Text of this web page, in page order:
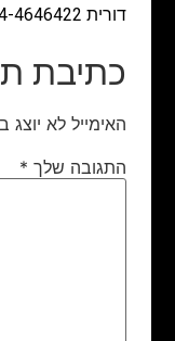
דורית 054-4646422
כתיבת
האימייל לא יוצג
התגובה שלך *